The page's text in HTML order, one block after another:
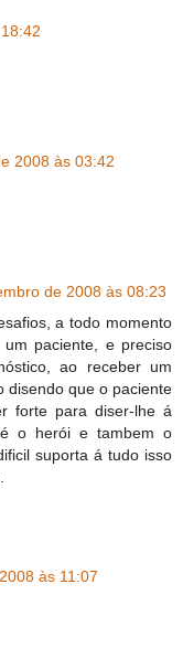
2008 às 03:42
de 2008 às 08:23
a todo momento
paciente, e preciso
ao receber um
disendo que o paciente
forte para diser-lhe á
o herói e tambem o
suporta á tudo isso
às 11:07